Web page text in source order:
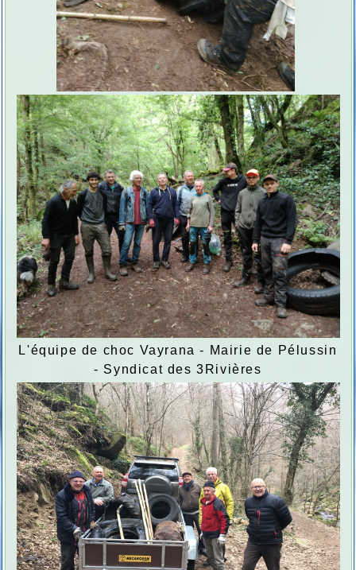
L'équipe de choc Vayrana - Mairie de Pélussin
- Syndicat des 3Rivières